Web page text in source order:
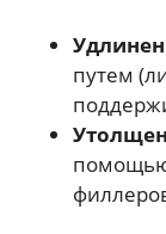
путем